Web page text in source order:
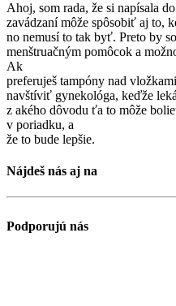
Ahoj, som rada, že si napísala
zavádzaní môže spôsobiť aj to,
no nemusí to tak byť. Preto by
menštruačným pomôcok a
Ak
preferuješ tampóny nad
navštíviť gynekológa, keďže
z akého dôvodu ťa to môže
v poriadku, a
že to bude lepšie.
Nájdeš nás aj na
Podporujú nás